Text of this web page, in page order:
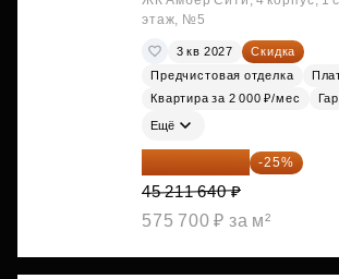
этаж, №5
3 кв 2027
Скидка
Предчистовая отделка
Квартира за 2 000 ₽/мес
Ещё
33 908 730 ₽ -25%
45 211 640 ₽
575 700 ₽ за м²